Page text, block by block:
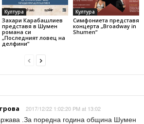
Култура
Захари Карабашлиев
представя в Шумен
романа си
„Последният ловец на
делфини“
Култура
Симфониета представя
концерта „Broadway in
Shumen“
2017/12/22 1:02:20 PM at 13:02
.За поредна година община Шумен